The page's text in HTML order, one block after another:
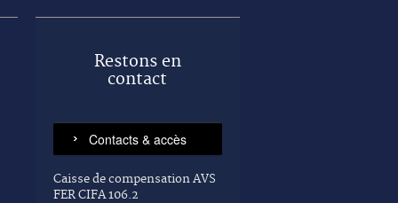
Restons en
contact
Caisse de compensation AVS
FER CIFA 106.2